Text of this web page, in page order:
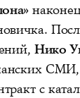
наконец
Нико
СМИ,
с